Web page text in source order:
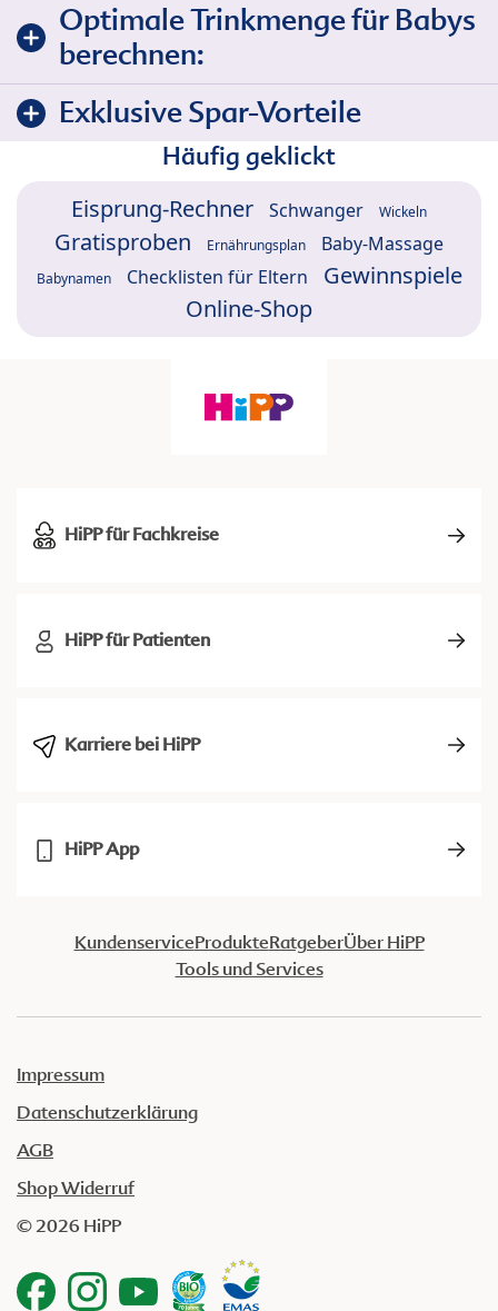
Optimale Trinkmenge für Babys
berechnen:
Exklusive Spar-Vorteile
Häufig geklickt
Eisprung-Rechner Schwanger Wickeln
Gratisproben Ernährungsplan Baby-Massage
Babynamen Checklisten für Eltern
Gewinnspiele
Online-Shop
HiPP für Fachkreise
HiPP für Patienten
Karriere bei HiPP
HiPP App
KundenserviceProdukteRatgeberÜber HiPP
Tools und Services
Impressum
Datenschutzerklärung
AGB
Shop Widerruf
© 2026 HiPP